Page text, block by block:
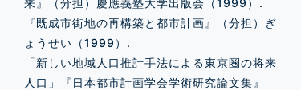
来』（分担）慶應義塾大学出版会（1999）.
『既成市街地の再構築と都市計画』（分担）ぎ
ょうせい（1999）.
「新しい地域人口推計手法による東京圏の将来
人口」『日本都市計画学会学術研究論文集』